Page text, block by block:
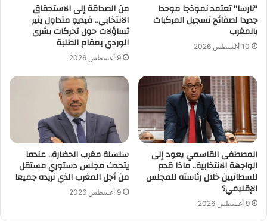
“نارسا” تعتمد نموذجا موحدا
جديدا لصفائح تسجيل المركبات
بالمغرب
10 أغسطس 2026
من الصداقة إلى الاستحقاق
الانتخابي.. فيديو متداول يثير
تساؤلات حول تحركات بشرى
الوردي بمقام الطلبة
9 أغسطس 2026
المصطفى القاسمي يعود إلى
الواجهة الانتخابية.. ماذا قدم
للسطاتيين خلال رئاسته للمجلس
الإقليمي؟
9 أغسطس 2026
سلسلة مغرب الحضارة.. عندما
يتحدث مجلس دستوري مستقل
من أجل المغرب الذي نريده جميعا
9 أغسطس 2026